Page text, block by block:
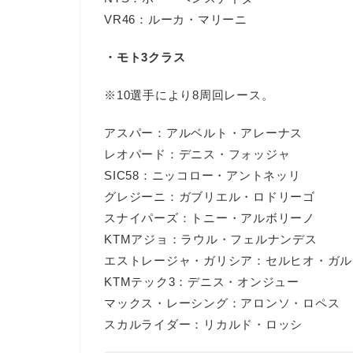
VR46：ルーカ・マリーニ
・モト3クラス
※10選手により8周回レース。
アスパー：アルベルト・アレーナス
レオパード：デニス・フォッジャ
SIC58：ニッコロー・アントネッリ
グレジーニ：ガブリエル・ロドリーゴ
スナイパーズ：トニー・アルボリーノ
KTMアジョ：ラウル・フェルナンデス
エストレージャ・ガリシア：セルヒオ・ガ
KTMテック3：デニス・オンジュー
マックス・レーシング：アロンソ・ロペス
スカルライダー：リカルド・ロッシ